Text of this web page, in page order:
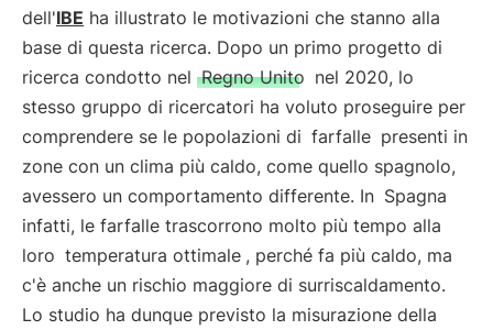
dell'IBE ha illustrato le motivazioni che stanno alla
base di questa ricerca. Dopo un primo progetto di
ricerca condotto nel Regno Unito nel 2020, lo
stesso gruppo di ricercatori ha voluto proseguire per
comprendere se le popolazioni di farfalle presenti in
zone con un clima più caldo, come quello spagnolo,
avessero un comportamento differente. In Spagna
infatti, le farfalle trascorrono molto più tempo alla
loro temperatura ottimale , perché fa più caldo, ma
c'è anche un rischio maggiore di surriscaldamento.
Lo studio ha dunque previsto la misurazione della